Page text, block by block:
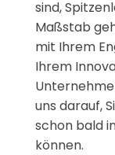
sind,
Maßstab
mit Ihrem
Ihrem
uns darauf,
schon bald
können.